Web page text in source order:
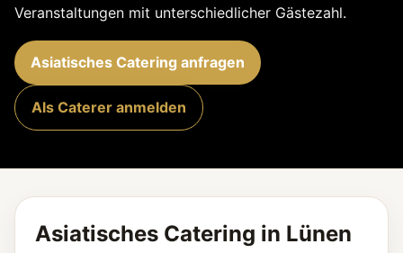
Veranstaltungen mit unterschiedlicher Gästezahl.
Asiatisches Catering anfragen
Als Caterer anmelden
Asiatisches Catering in Lünen